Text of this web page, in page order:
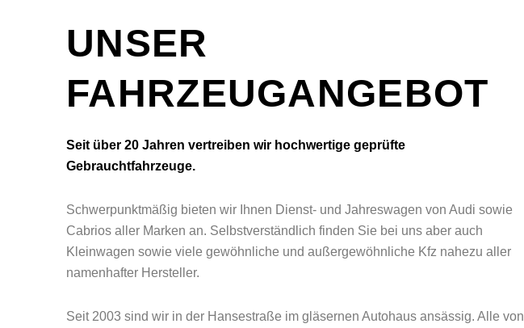
UNSER
FAHRZEUGANGEBOT
Seit über 20 Jahren vertreiben wir hochwertige geprüfte
Gebrauchtfahrzeuge.
Schwerpunktmäßig bieten wir Ihnen Dienst- und Jahreswagen von Audi sowie
Cabrios aller Marken an. Selbstverständlich finden Sie bei uns aber auch
Kleinwagen sowie viele gewöhnliche und außergewöhnliche Kfz nahezu aller
namenhafter Hersteller.
Seit 2003 sind wir in der Hansestraße im gläsernen Autohaus ansässig. Alle von